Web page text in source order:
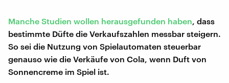
Manche Studien wollen herausgefunden haben , dass
bestimmte Düfte die Verkaufszahlen messbar steigern.
So sei die Nutzung von Spielautomaten steuerbar
genauso wie die Verkäufe von Cola, wenn Duft von
Sonnencreme im Spiel ist.